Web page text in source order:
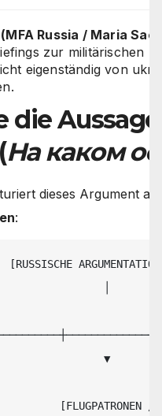
Russia / Maria
zur militärischen
eigenständig von
die
На каком
dieses Argument
:
[FLUGPATRONEN /